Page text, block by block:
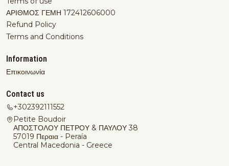
ΑΡΙΘΜΟΣ ΓΕΜΗ 172412606000
Refund Policy
Terms and Conditions
Information
Επικοινωνία
Contact us
+302392111552
Petite Boudoir
ΑΠΟΣΤΟΛΟΥ ΠΕΤΡΟΥ & ΠΑΥΛΟΥ 38
57019 Περαια - Peraía
Central Macedonia - Greece